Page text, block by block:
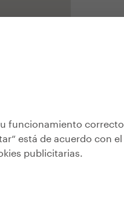
funcionamiento correcto
está de acuerdo con el
publicitarias.